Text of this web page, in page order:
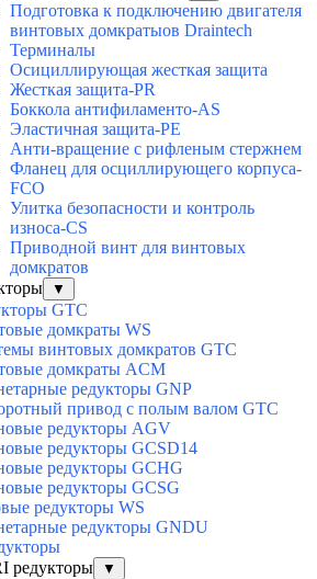
Подготовка к подключению двигателя
винтовых домкратыов Draintech
Терминалы
Осициллирующая жесткая защита
Жесткая защита-PR
Боккола антифиламенто-AS
Эластичная защита-PE
Анти-вращение с рифленым стержнем
Фланец для осциллирующего корпуса-
FCO
Улитка безопасности и контроль
износа-CS
Приводной винт для винтовых
домкратов
▼
GTC
домкраты WS
винтовых домкратов GTC
домкраты ACM
редукторы GNP
привод с полым валом GTC
редукторы AGV
редукторы GCSD14
редукторы GCHG
редукторы GCSG
редукторы WS
редукторы GNDU
редукторы
▼